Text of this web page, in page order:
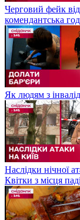
Черговий фейк
комендантська
Як людям з
Наслідки нічної
Квітки з місця